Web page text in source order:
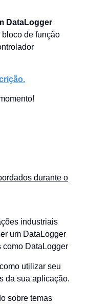
DataLogger
de função
durante o
industriais
um DataLogger
como DataLogger
utilizar seu
da sua aplicação.
sobre temas